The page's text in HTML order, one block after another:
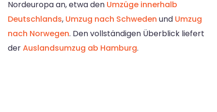
Nordeuropa an, etwa den Umzüge innerhalb
Deutschlands, Umzug nach Schweden und Umzug
nach Norwegen. Den vollständigen Überblick liefert
derAuslandsumzug ab Hamburg.